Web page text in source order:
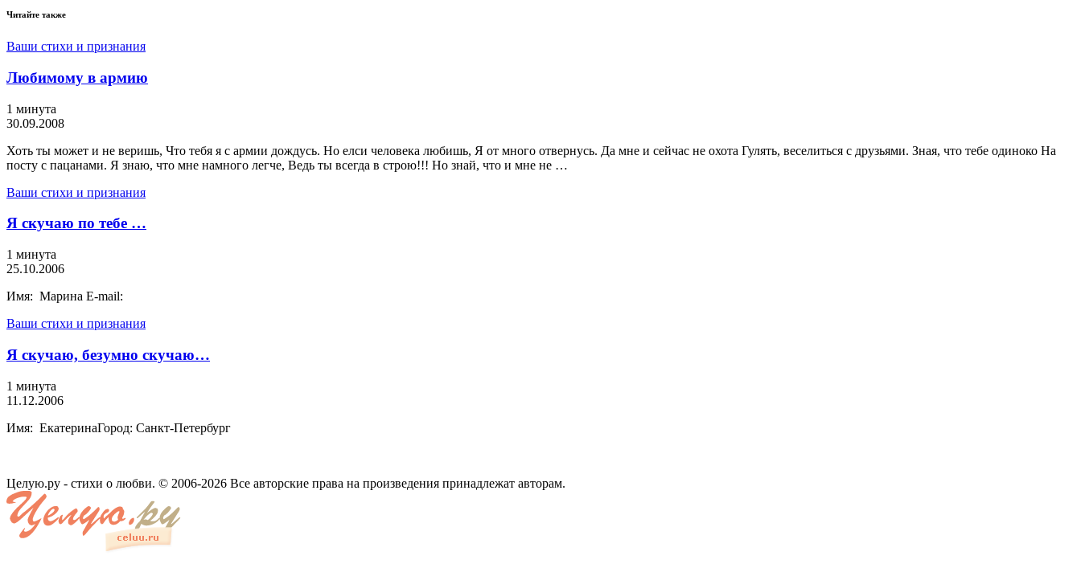
Читайте также
Ваши стихи и признания
Любимому в армию
1 минута
30.09.2008
Хоть ты может и не веришь, Что тебя я с армии дождусь. Но елси человека любишь, Я от много отвернусь. Да мне и сейчас не охота Гулять, веселиться с друзьями. Зная, что тебе одиноко На
посту с пацанами. Я знаю, что мне намного легче, Ведь ты всегда в строю!!! Но знай, что и мне не …
Ваши стихи и признания
Я скучаю по тебе …
1 минута
25.10.2006
Имя: Марина E-mail:
Ваши стихи и признания
Я скучаю, безумно скучаю…
1 минута
11.12.2006
Имя: ЕкатеринаГород: Санкт-Петербург
Целую.ру - стихи о любви. © 2006-2026 Все авторские права на произведения принадлежат авторам.